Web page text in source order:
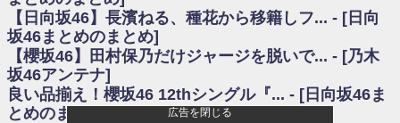
欅坂/日向坂46まとめのまとめ / 【櫻坂46】田村保乃だけジャージを脱いで
いた理由
日向坂46まとめのまとめ / 【日向坂46】若林さん「笑えないぐらい師匠だ
から」佐々木久美と卒業後初の共演の様子がこちら！【激レアさん】
日向坂46まとめのまとめ / 【元日向坂46】情報解禁前で言えない！？丹生
ちゃん、メンバーと会った模様
乃木坂欅坂まとめのまとめ / 【日向坂46】この月、何かあるのか！？『お
【日向坂46】長濱ねる、種花から移籍しフ... - [日向
坂46まとめのまとめ]
【櫻坂46】田村保乃だけジャージを脱いで... - [乃木
坂46アンテナ]
良い品揃え！櫻坂46 12thシングル『... - [日向坂46ま
とめのまとめ]
広告を閉じる